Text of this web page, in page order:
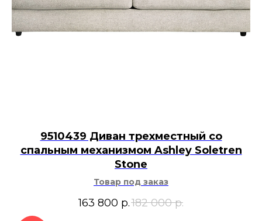
9510439 Диван трехместный со
спальным механизмом Ashley Soletren
Stone
Товар под заказ
163 800 р.182 000 р.